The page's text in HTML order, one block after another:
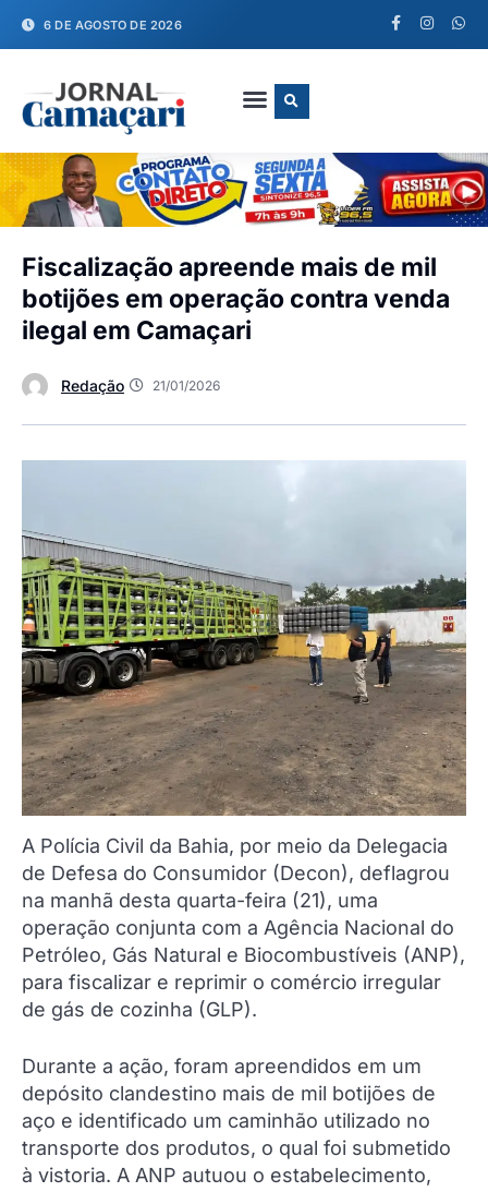
6 DE AGOSTO DE 2026
Fiscalização apreende mais de mil
botijões em operação contra venda
ilegal em Camaçari
Redação 21/01/2026
A Polícia Civil da Bahia, por meio da Delegacia
de Defesa do Consumidor (Decon), deflagrou
na manhã desta quarta-feira (21), uma
operação conjunta com a Agência Nacional do
Petróleo, Gás Natural e Biocombustíveis (ANP),
para fiscalizar e reprimir o comércio irregular
de gás de cozinha (GLP).
Durante a ação, foram apreendidos em um
depósito clandestino mais de mil botijões de
aço e identificado um caminhão utilizado no
transporte dos produtos, o qual foi submetido
à vistoria. A ANP autuou o estabelecimento,